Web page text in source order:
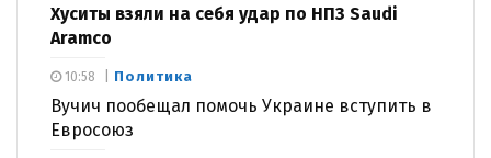
Хуситы взяли на себя удар по НПЗ Saudi
Aramco
Политика
Вучич пообещал помочь Украине вступить в
Евросоюз
10:58